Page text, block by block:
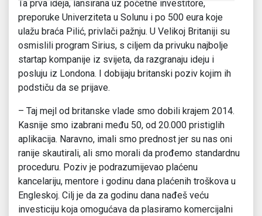
Ta prva ideja, lansirana uz početne investitore,
preporuke Univerziteta u Solunu i po 500 eura koje
ulažu braća Pilić, privlači pažnju. U Velikoj Britaniji su
osmislili program Sirius, s ciljem da privuku najbolje
startap kompanije iz svijeta, da razgranaju ideju i
posluju iz Londona. I dobijaju britanski poziv kojim ih
podstiču da se prijave.
– Taj mejl od britanske vlade smo dobili krajem 2014.
Kasnije smo izabrani među 50, od 20.000 pristiglih
aplikacija. Naravno, imali smo prednost jer su nas oni
ranije skautirali, ali smo morali da prođemo standardnu
proceduru. Poziv je podrazumijevao plaćenu
kancelariju, mentore i godinu dana plaćenih troškova u
Engleskoj. Cilj je da za godinu dana nađeš veću
investiciju koja omogućava da plasiramo komercijalni